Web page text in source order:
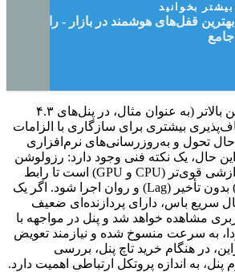
بیشتر بخوانید
بهترین قفل‌های هوشمند در بازار - راهنمای
جامع
نمایشگرهای با رزولوشن بالاتر (به عنوان مثال، در پنل‌های ۴.۳
) انعطاف‌پذیری بیشتری برای سازگاری با الزامات
حال تحول و به‌روزرسانی‌های نرم‌افزاری
این حال، یک نکته فنی وجود دارد: رزولوشن
بالاتر نیازمند قدرت پردازشی قوی‌تر (CPU و GPU) است تا رابط
کاربری گرافیکی (GUI) بدون تأخیر (Lag) و روان اجرا شود. اگر یک
سریع باس، دارای پردازنده‌ای ضعیف
مشاهده خواهد شد و پنل در مواجهه با
به سرعت منسوخ شده و نیازمند تعویض
در هنگام خرید تاچ پنل، بررسی
به اندازه پروتکل ارتباطی اهمیت دارد.